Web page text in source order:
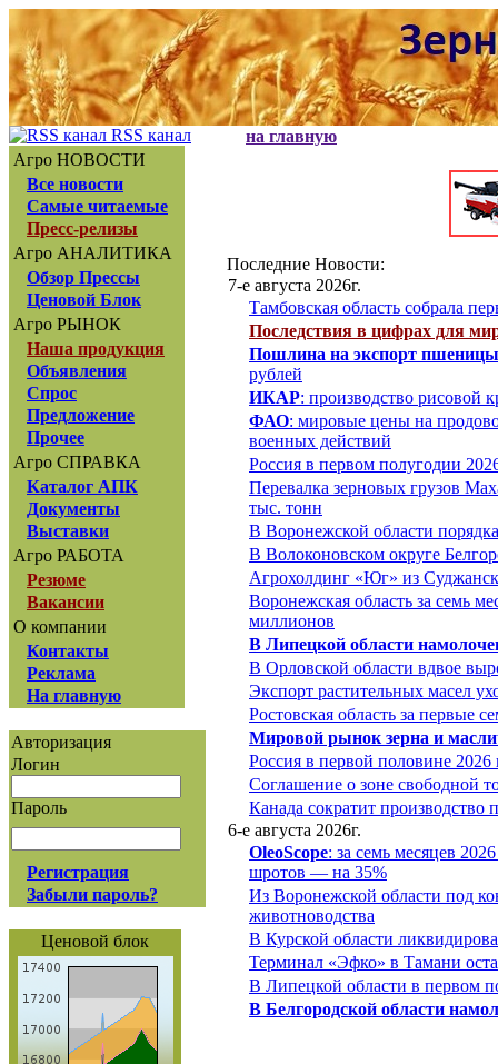
RSS канал
Агро НОВОСТИ
Все новости
Самые читаемые
Пресс-релизы
Агро АНАЛИТИКА
Обзор Прессы
Ценовой Блок
Агро РЫНОК
Наша продукция
Объявления
Спрос
Предложение
Прочее
Агро СПРАВКА
Каталог АПК
Документы
Выставки
Агро РАБОТА
Резюме
Вакансии
О компании
Контакты
Реклама
На главную
Авторизация
Логин
Пароль
Регистрация
Забыли пароль?
Ценовой блок
на главную
Последние Новости:
7-е августа 2026г.
Тамбовская область собрала
Последствия в цифрах для
Пошлина на экспорт пшеницы
рублей
ИКАР: производство рисовой
ФАО: мировые цены на
военных действий
Россия в первом полугодии
Перевалка зерновых грузов
тыс. тонн
В Воронежской области
В Волоконовском округе
Агрохолдинг «Юг» из
Воронежская область за семь
миллионов
В Липецкой области
В Орловской области вдвое
Экспорт растительных масел
Ростовская область за первые
Мировой рынок зерна и
Россия в первой половине
Соглашение о зоне свободной
Канада сократит
6-е августа 2026г.
OleoScope: за семь месяцев
шротов — на 35%
Из Воронежской области под
животноводства
В Курской области
Терминал «Эфко» в Тамани
В Липецкой области в первом
В Белгородской области